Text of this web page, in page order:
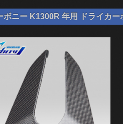
ボニー K1300R 年用 ドライカ